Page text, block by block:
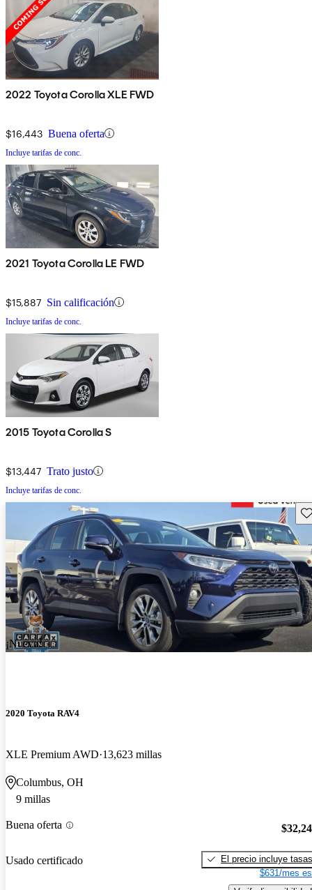
2022 Toyota Corolla XLE FWD
$16,443 Buena oferta
Incluye tarifas de conc.
2021 Toyota Corolla LE FWD
$15,887 Sin calificación
Incluye tarifas de conc.
2015 Toyota Corolla S
$13,447 Trato justo
Incluye tarifas de conc.
¡Nuevo!
2020 Toyota RAV4
XLE Premium AWD 13,623 millas
Columbus, OH
9 millas
Buena oferta
Usado certificado
El precio incluye tasas
$631/mes